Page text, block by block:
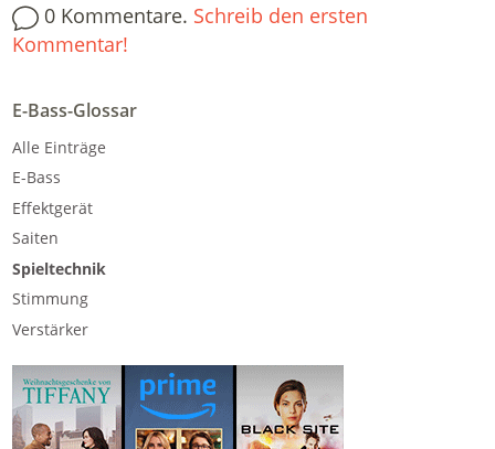
0 Kommentare. Schreib den ersten
Kommentar!
E-Bass-Glossar
Alle Einträge
E-Bass
Effektgerät
Saiten
Spieltechnik
Stimmung
Verstärker